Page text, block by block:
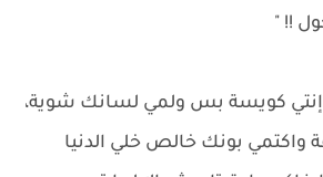
!! "
إنتي كويسة بس ولمي لسانك شوية،
واكتمي بونك خالص خلي الدنيا